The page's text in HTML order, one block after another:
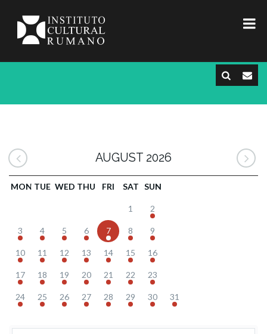
AUGUST 2026
MON TUE WED THU FRI SAT SUN
1 2
3 4 5 6 7 8 9
10 11 12 13 14 15 16
17 18 19 20 21 22 23
24 25 26 27 28 29 30 31